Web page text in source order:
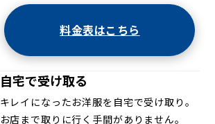
料金表はこちら
自宅で受け取る
キレイになったお洋服を自宅で受け取り。
お店まで取りに行く手間がありません。